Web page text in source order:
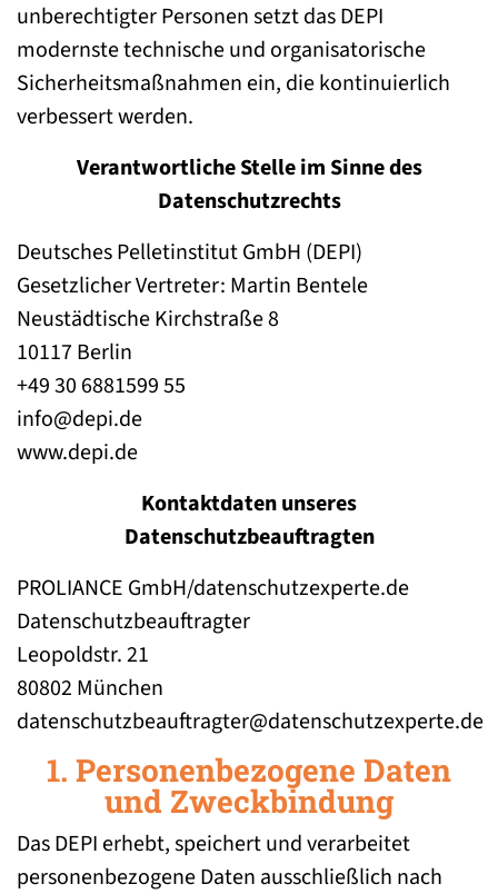
unberechtigter Personen setzt das DEPI
modernste technische und organisatorische
Sicherheitsmaßnahmen ein, die kontinuierlich
verbessert werden.
Verantwortliche Stelle im Sinne des
Datenschutzrechts
Deutsches Pelletinstitut GmbH (DEPI)
Gesetzlicher Vertreter: Martin Bentele
Neustädtische Kirchstraße 8
10117 Berlin
+49 30 6881599 55
info@depi.de
www.depi.de
Kontaktdaten unseres
Datenschutzbeauftragten
PROLIANCE GmbH/datenschutzexperte.de
Datenschutzbeauftragter
Leopoldstr. 21
80802 München
datenschutzbeauftragter@datenschutzexperte.de
1. Personenbezogene Daten
und Zweckbindung
Das DEPI erhebt, speichert und verarbeitet
personenbezogene Daten ausschließlich nach